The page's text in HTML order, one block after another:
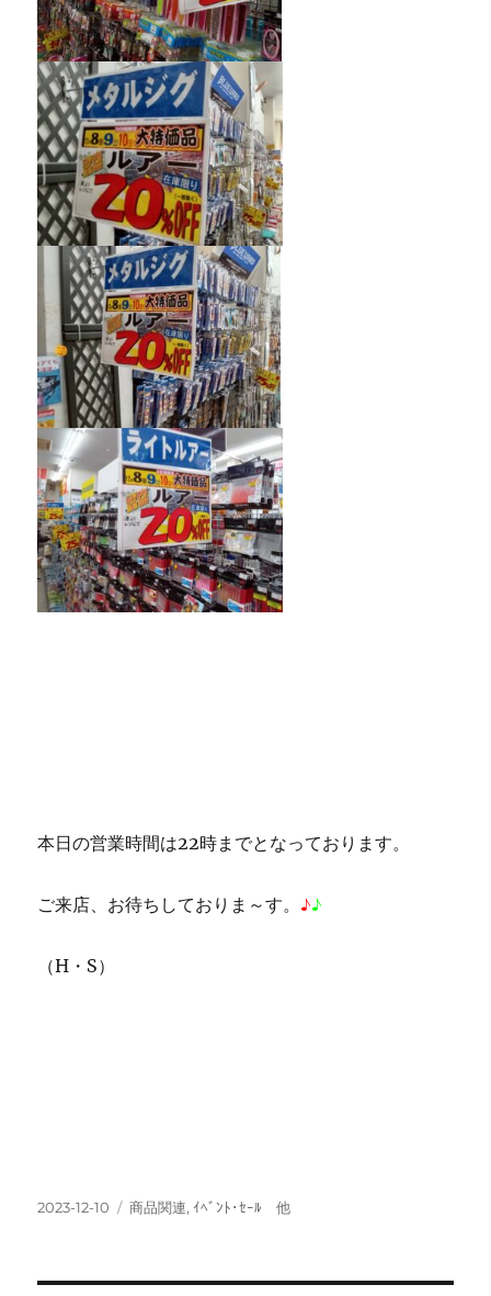
本日の営業時間は22時までとなっております。
ご来店、お待ちしておりま～す。 ♪♪
（H・S）
投
2023-12-10
カ
商品関連,ｲﾍﾞﾝﾄ･ｾｰﾙ 他